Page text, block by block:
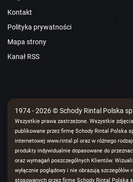
Kontakt
Polityka prywatności
Mapa strony
Kanał RSS
1974 - 2026 © Schody Rintal Polska
Wszystkie prawa zastrzeżone. Wszystkie
publikowane przez firmę Schody Rintal Polska
internetowej www.rintal.pl oraz w różnego
produkty indywidualnie dopasowane do
oraz wymagań poszczególnych Klientów.
wyłącznie poglądowy i nie obrazują szczegółów
stosowanych przez firmę Schody Rintal Polska